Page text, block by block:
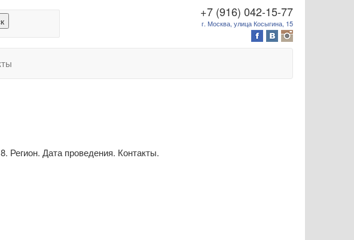
+7 (916) 042-15-77
г. Москва, улица Косыгина, 15
Регион. Дата проведения. Контакты.